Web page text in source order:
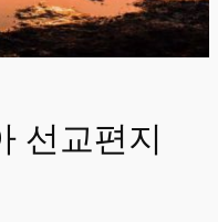
선교편지